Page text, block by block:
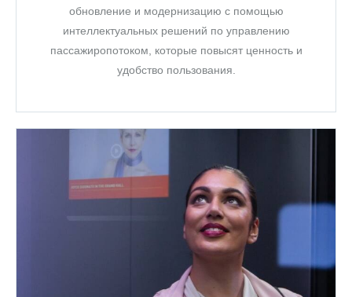
обновление и модернизацию с помощью
интеллектуальных решений по управлению
пассажиропотоком, которые повысят ценность и
удобство пользования.